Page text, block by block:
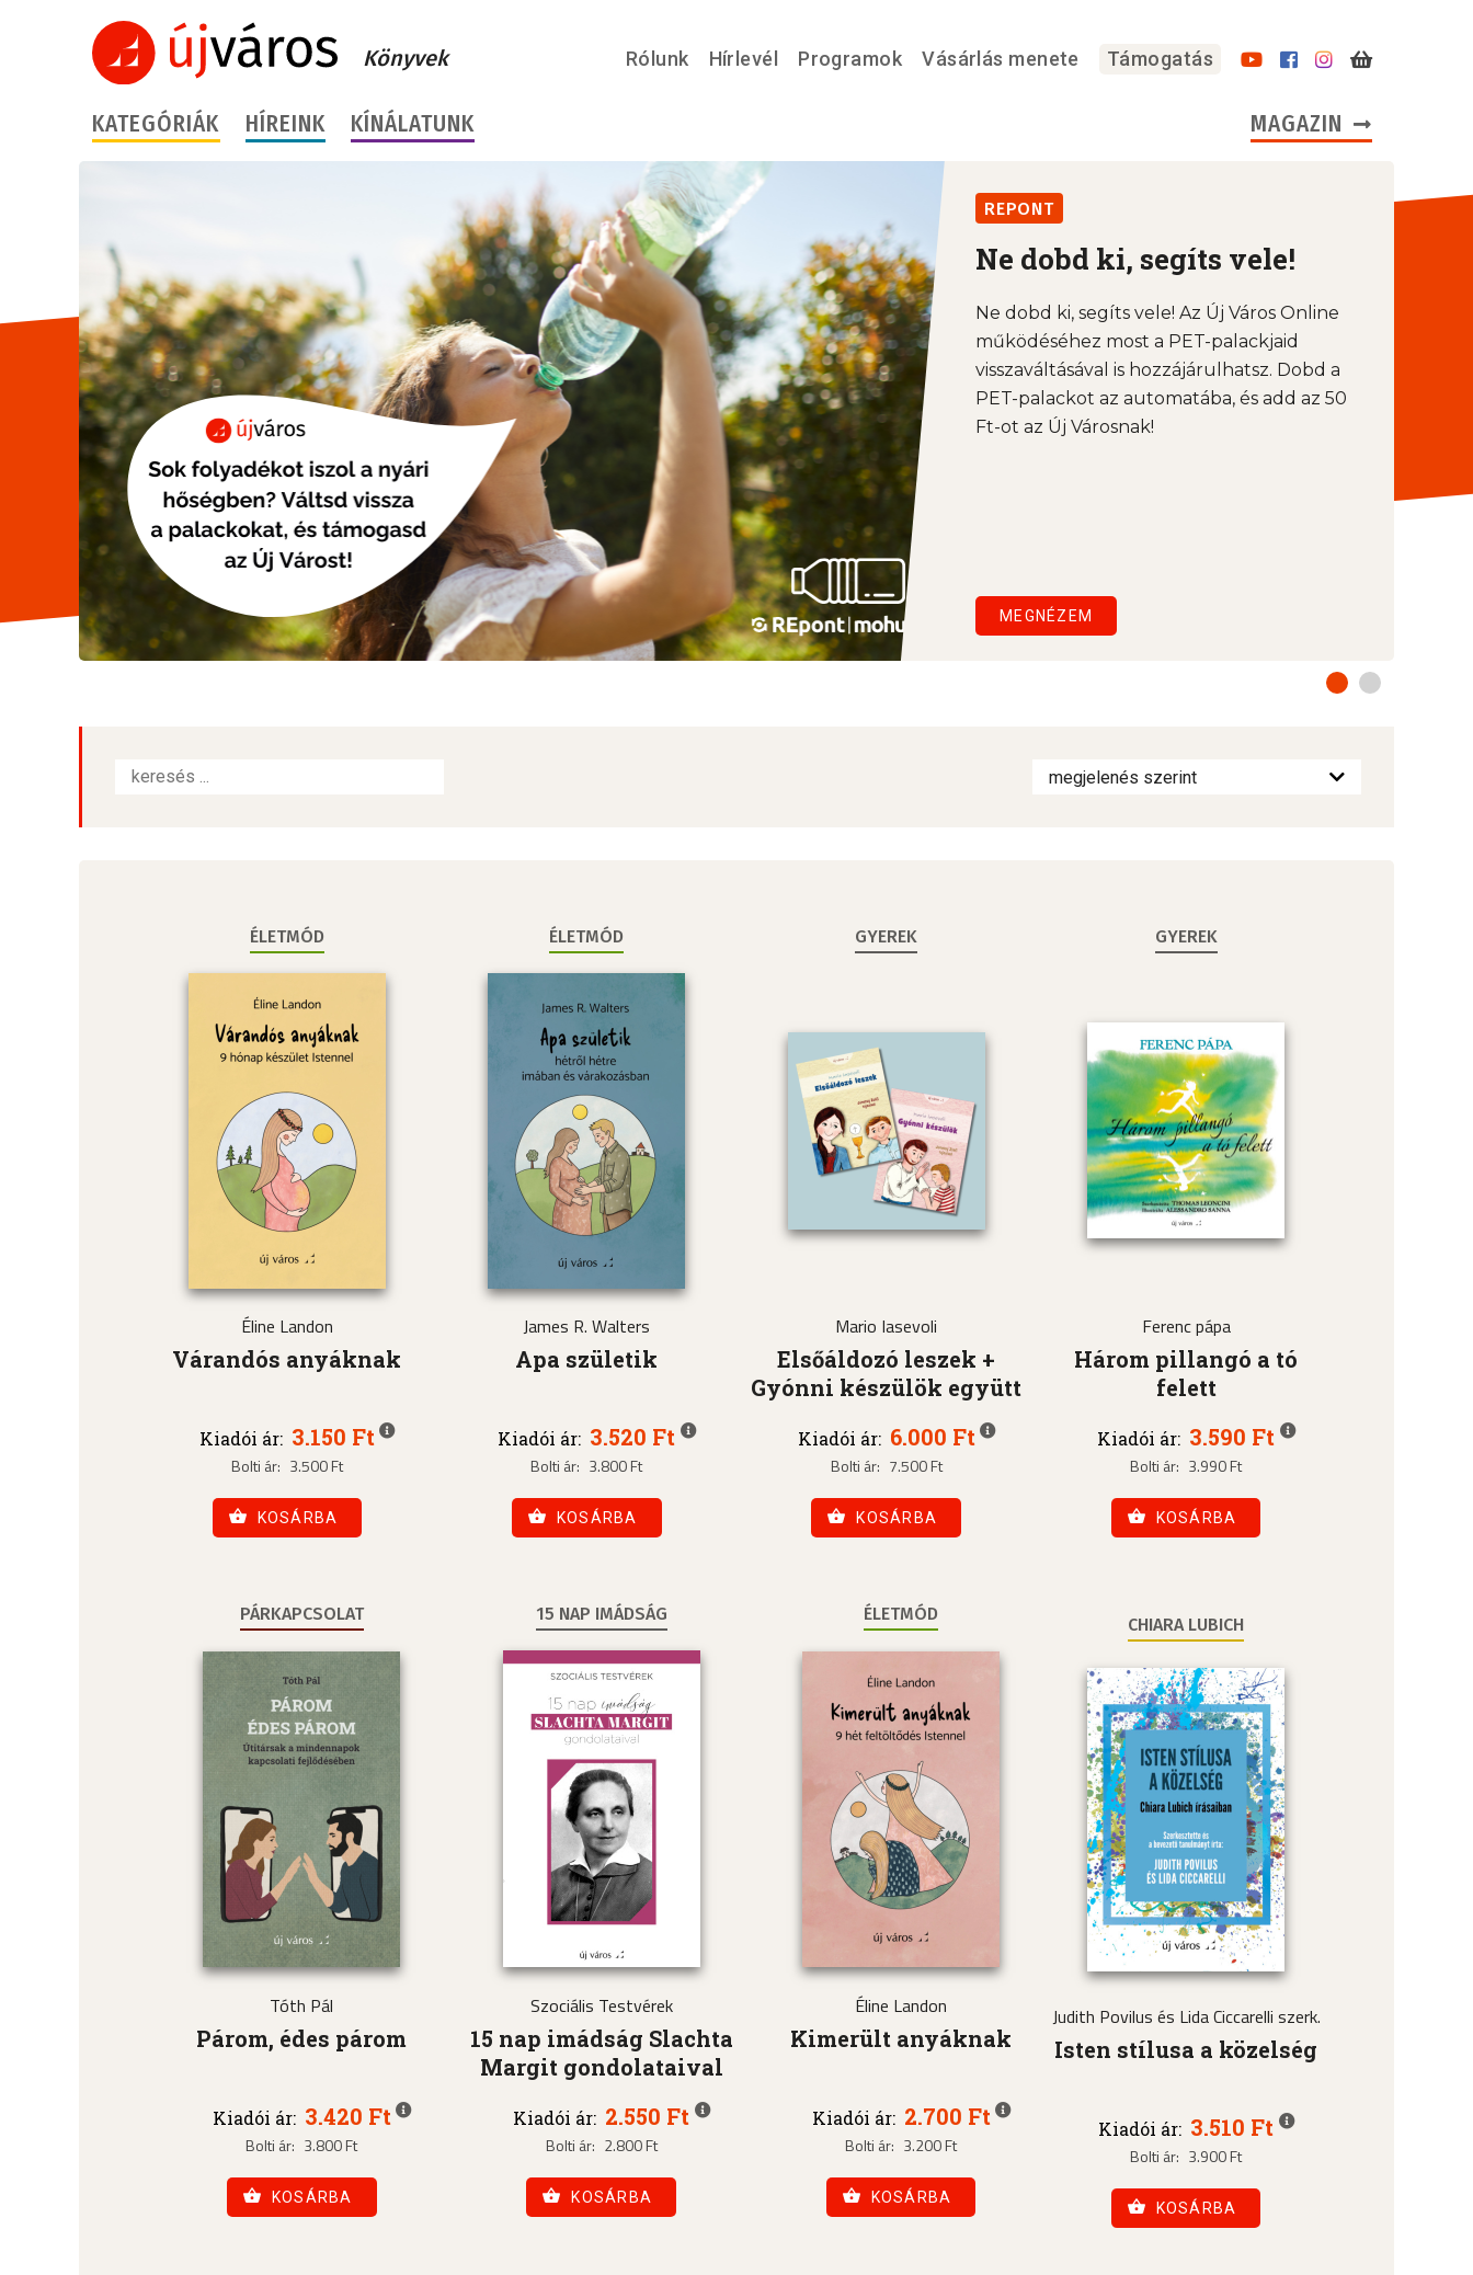
Könyvek Rólunk Hírlevél Programok Vásárlás menete Támogatás
KATEGÓRIÁK HÍREINK KÍNÁLATUNK MAGAZIN
REPONT
Ne dobd ki, segíts vele!
Ne dobd ki, segíts vele! Az Új Város Online
működéséhez most a PET-palackjaid
visszaváltásával is hozzájárulhatsz. Dobd a
PET-palackot az automatába, és add az 50
Ft-ot az Új Városnak!
MEGNÉZEM
ÉLETMÓD
Éline Landon
Várandós anyáknak
Kiadói ár: 3.150 Ft
Bolti ár: 3.500 Ft
KOSÁRBA
ÉLETMÓD
James R. Walters
Apa születik
Kiadói ár: 3.520 Ft
Bolti ár: 3.800 Ft
KOSÁRBA
GYEREK
Mario Iasevoli
Elsőáldozó leszek +
Gyónni készülök együtt
Kiadói ár: 6.000 Ft
Bolti ár: 7.500 Ft
KOSÁRBA
GYEREK
Ferenc pápa
Három pillangó a tó
felett
Kiadói ár: 3.590 Ft
Bolti ár: 3.990 Ft
KOSÁRBA
PÁRKAPCSOLAT
Tóth Pál
Párom, édes párom
Kiadói ár: 3.420 Ft
Bolti ár: 3.800 Ft
KOSÁRBA
15 NAP IMÁDSÁG
Szociális Testvérek
15 nap imádság Slachta
Margit gondolataival
Kiadói ár: 2.550 Ft
Bolti ár: 2.800 Ft
KOSÁRBA
ÉLETMÓD
Éline Landon
Kimerült anyáknak
Kiadói ár: 2.700 Ft
Bolti ár: 3.200 Ft
KOSÁRBA
CHIARA LUBICH
Judith Povilus és Lida Ciccarelli szerk.
Isten stílusa a közelség
Kiadói ár: 3.510 Ft
Bolti ár: 3.900 Ft
KOSÁRBA